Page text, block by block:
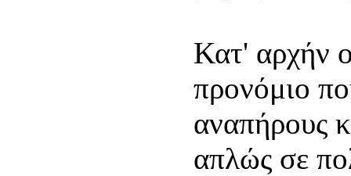
Κατ' αρχήν
προνόμιο
αναπήρους
απλώς σε